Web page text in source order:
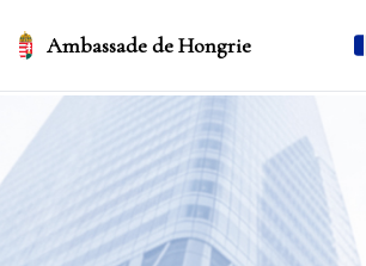
Ambassade de Hongrie